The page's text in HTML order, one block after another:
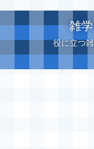
雑
役に立つ